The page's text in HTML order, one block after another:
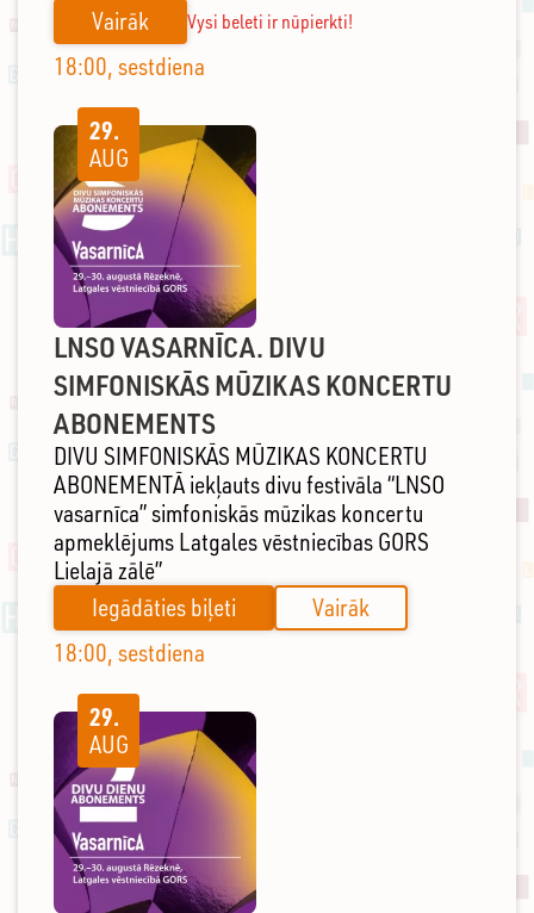
Vairāk
Vysi beleti ir nūpierkti!
18:00, sestdiena
LNSO VASARNĪCA. DIVU
SIMFONISKĀS MŪZIKAS KONCERTU
ABONEMENTS
DIVU SIMFONISKĀS MŪZIKAS KONCERTU
ABONEMENTĀ iekļauts divu festivāla “LNSO
vasarnīca” simfoniskās mūzikas koncertu
apmeklējums Latgales vēstniecības GORS
Lielajā zālē”
Iegādāties biļeti
Vairāk
29.
AUG
18:00, sestdiena
29.
AUG